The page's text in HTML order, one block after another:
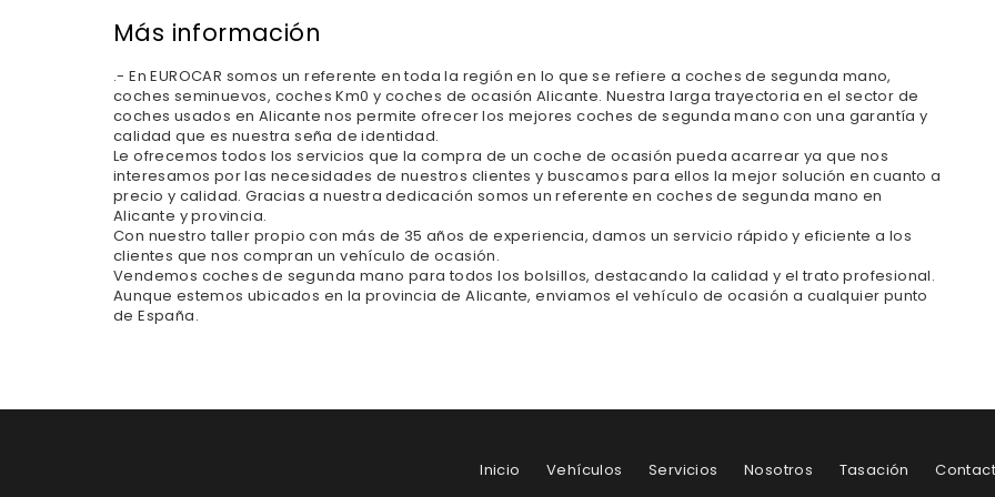
Más información
.- En EUROCAR somos un referente en toda la región en lo que se refiere a coches de segunda mano,
coches seminuevos, coches Km0 y coches de ocasión Alicante. Nuestra larga trayectoria en el sector de
coches usados en Alicante nos permite ofrecer los mejores coches de segunda mano con una garantía y
calidad que es nuestra seña de identidad.
Le ofrecemos todos los servicios que la compra de un coche de ocasión pueda acarrear ya que nos
interesamos por las necesidades de nuestros clientes y buscamos para ellos la mejor solución en cuanto a
precio y calidad. Gracias a nuestra dedicación somos un referente en coches de segunda mano en
Alicante y provincia.
Con nuestro taller propio con más de 35 años de experiencia, damos un servicio rápido y eficiente a los
clientes que nos compran un vehículo de ocasión.
Vendemos coches de segunda mano para todos los bolsillos, destacando la calidad y el trato profesional.
Aunque estemos ubicados en la provincia de Alicante, enviamos el vehículo de ocasión a cualquier punto
de España.
Inicio Vehículos Servicios Nosotros Tasación